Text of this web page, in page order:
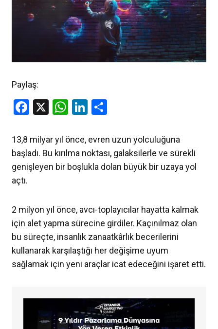
Paylaş:
Facebook
X WhatsApp
LinkedIn
13,8 milyar yıl önce, evren uzun yolculuğuna
başladı. Bu kırılma noktası, galaksilerle ve sürekli
genişleyen bir boşlukla dolan büyük bir uzaya yol
açtı.
2 milyon yıl önce, avcı-toplayıcılar hayatta kalmak
için alet yapma sürecine girdiler. Kaçınılmaz olan
bu süreçte, insanlık zanaatkârlık becerilerini
kullanarak karşılaştığı her değişime uyum
sağlamak için yeni araçlar icat edeceğini işaret etti.